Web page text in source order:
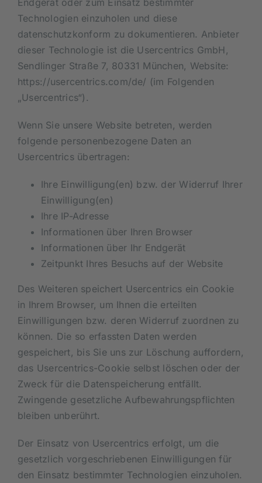
Technologien einzuholen und diese
datenschutzkonform zu dokumentieren. Anbieter
dieser Technologie ist die Usercentrics GmbH,
Sendlinger Straße 7, 80331 München, Website:
https://usercentrics.com/de/ (im Folgenden
„Usercentrics“).
Wenn Sie unsere Website betreten, werden
folgende personenbezogene Daten an
Usercentrics übertragen:
Ihre Einwilligung(en) bzw. der Widerruf Ihrer
Einwilligung(en)
Ihre IP-Adresse
Informationen über Ihren Browser
Informationen über Ihr Endgerät
Zeitpunkt Ihres Besuchs auf der Website
Des Weiteren speichert Usercentrics ein Cookie
in Ihrem Browser, um Ihnen die erteilten
Einwilligungen bzw. deren Widerruf zuordnen zu
können. Die so erfassten Daten werden
gespeichert, bis Sie uns zur Löschung auffordern,
das Usercentrics-Cookie selbst löschen oder der
Zweck für die Datenspeicherung entfällt.
Zwingende gesetzliche Aufbewahrungspflichten
bleiben unberührt.
Der Einsatz von Usercentrics erfolgt, um die
gesetzlich vorgeschriebenen Einwilligungen für
den Einsatz bestimmter Technologien einzuholen.